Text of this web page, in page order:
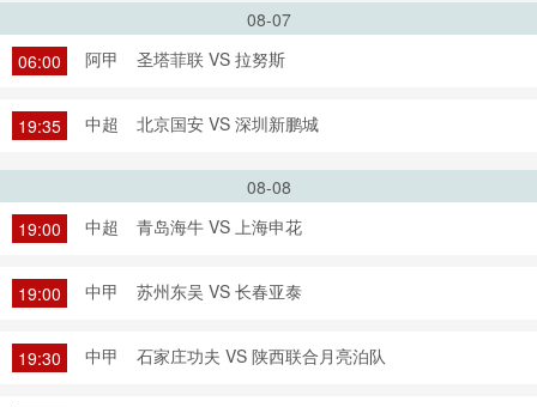
08-07
06:00
阿甲 圣塔菲联 VS 拉努斯
19:35 中超 北京国安 VS 深圳新鹏城
08-08
19:00
中超 青岛海牛 VS 上海申花
19:00 中甲 苏州东吴 VS 长春亚泰
19:30 中甲 石家庄功夫 VS 陕西联合月亮泊队